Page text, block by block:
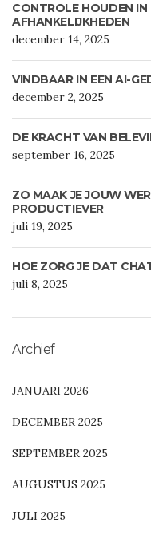
CONTROLE HOUDEN IN
AFHANKELIJKHEDEN
december 14, 2025
VINDBAAR IN EEN AI-
december 2, 2025
DE KRACHT VAN
september 16, 2025
ZO MAAK JE JOUW
PRODUCTIEVER
juli 19, 2025
HOE ZORG JE DAT
juli 8, 2025
Archief
JANUARI 2026
DECEMBER 2025
SEPTEMBER 2025
AUGUSTUS 2025
JULI 2025